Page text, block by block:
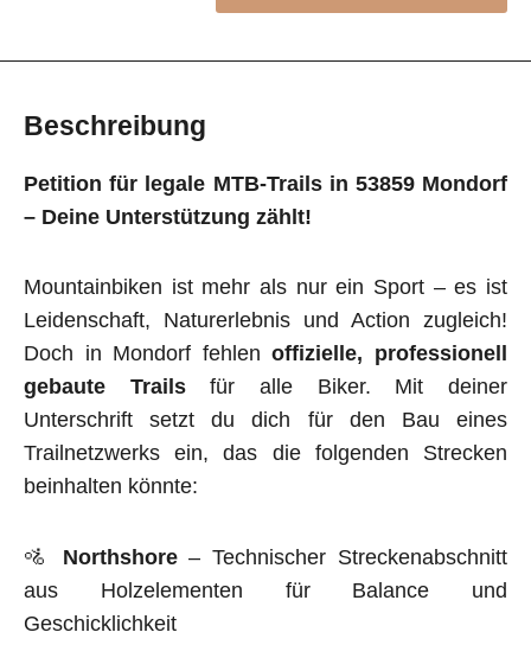
Beschreibung
Petition für legale MTB-Trails in 53859 Mondorf
– Deine Unterstützung zählt!
Mountainbiken ist mehr als nur ein Sport – es ist
Leidenschaft, Naturerlebnis und Action zugleich!
Doch in Mondorf fehlenoffizielle, professionell
gebaute Trailsfür alle Biker. Mit deiner
Unterschrift setzt du dich für den Bau eines
Trailnetzwerks ein, das die folgenden Strecken
beinhalten könnte:
🚵 Northshore– Technischer Streckenabschnitt
aus Holzelementen für Balance und
Geschicklichkeit